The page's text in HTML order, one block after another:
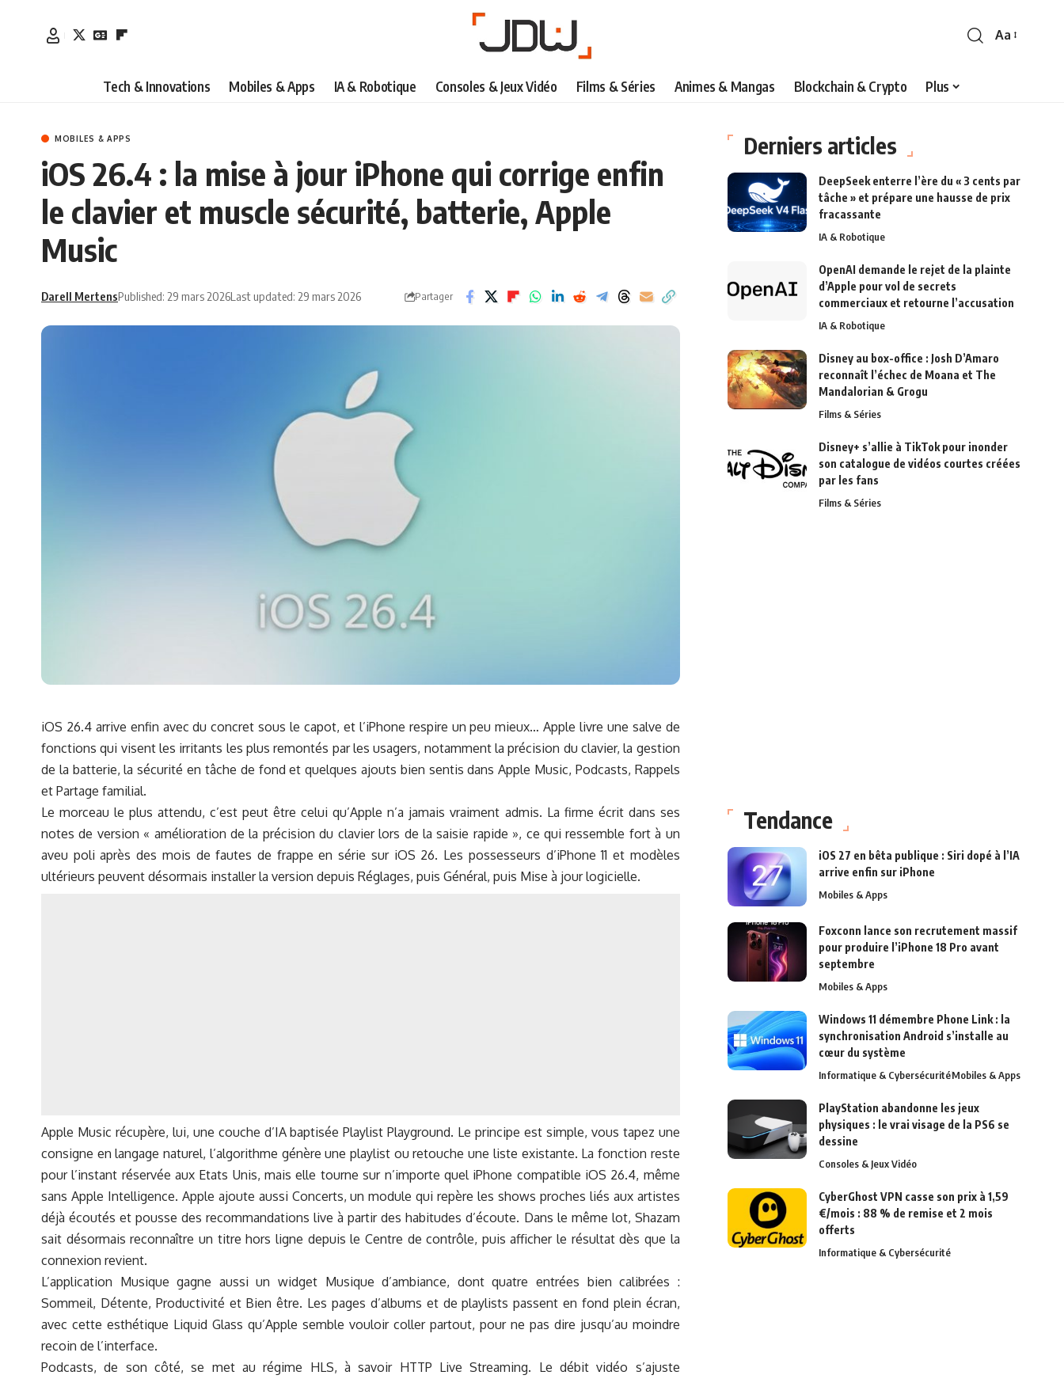
Aa
Tech & Innovations Mobiles & Apps IA & Robotique Consoles & Jeux Vidéo Films & Séries Animes & Mangas Blockchain & Crypto Plus
MOBILES & APPS
iOS 26.4 : la mise à jour iPhone qui corrige enfin
le clavier et muscle sécurité, batterie, Apple
Music
Darell MertensPublished: 29 mars 2026Last updated: 29 mars 2026 Partager
iOS 26.4 arrive enfin avec du concret sous le capot, et l’iPhone respire un peu mieux… Apple livre une salve de
fonctions qui visent les irritants les plus remontés par les usagers, notamment la précision du clavier, la gestion
de la batterie, la sécurité en tâche de fond et quelques ajouts bien sentis dans Apple Music, Podcasts, Rappels
et Partage familial.
Le morceau le plus attendu, c’est peut être celui qu’Apple n’a jamais vraiment admis. La firme écrit dans ses
notes de version « amélioration de la précision du clavier lors de la saisie rapide », ce qui ressemble fort à un
aveu poli après des mois de fautes de frappe en série sur iOS 26. Les possesseurs d’iPhone 11 et modèles
ultérieurs peuvent désormais installer la version depuis Réglages, puis Général, puis Mise à jour logicielle.
Apple Music récupère, lui, une couche d’IA baptisée Playlist Playground. Le principe est simple, vous tapez une
consigne en langage naturel, l’algorithme génère une playlist ou retouche une liste existante. La fonction reste
pour l’instant réservée aux Etats Unis, mais elle tourne sur n’importe quel iPhone compatible iOS 26.4, même
sans Apple Intelligence. Apple ajoute aussi Concerts, un module qui repère les shows proches liés aux artistes
déjà écoutés et pousse des recommandations live à partir des habitudes d’écoute. Dans le même lot, Shazam
sait désormais reconnaître un titre hors ligne depuis le Centre de contrôle, puis afficher le résultat dès que la
connexion revient.
L’application Musique gagne aussi un widget Musique d’ambiance, dont quatre entrées bien calibrées :
Sommeil, Détente, Productivité et Bien être. Les pages d’albums et de playlists passent en fond plein écran,
avec cette esthétique Liquid Glass qu’Apple semble vouloir coller partout, pour ne pas dire jusqu’au moindre
recoin de l’interface.
Podcasts, de son côté, se met au régime HLS, à savoir HTTP Live Streaming. Le débit vidéo s’ajuste
Derniers articles
DeepSeek enterre l’ère du « 3 cents par
tâche » et prépare une hausse de prix
fracassante
IA & Robotique
OpenAI demande le rejet de la plainte
d’Apple pour vol de secrets
commerciaux et retourne l’accusation
IA & Robotique
Disney au box-office : Josh D’Amaro
reconnaît l’échec de Moana et The
Mandalorian & Grogu
Films & Séries
Disney+ s’allie à TikTok pour inonder
son catalogue de vidéos courtes créées
par les fans
Films & Séries
Tendance
iOS 27 en bêta publique : Siri dopé à l’IA
arrive enfin sur iPhone
Mobiles & Apps
Foxconn lance son recrutement massif
pour produire l’iPhone 18 Pro avant
septembre
Mobiles & Apps
Windows 11 démembre Phone Link : la
synchronisation Android s’installe au
cœur du système
Informatique & CybersécuritéMobiles & Apps
PlayStation abandonne les jeux
physiques : le vrai visage de la PS6 se
dessine
Consoles & Jeux Vidéo
CyberGhost VPN casse son prix à 1,59
€/mois : 88 % de remise et 2 mois
offerts
Informatique & Cybersécurité